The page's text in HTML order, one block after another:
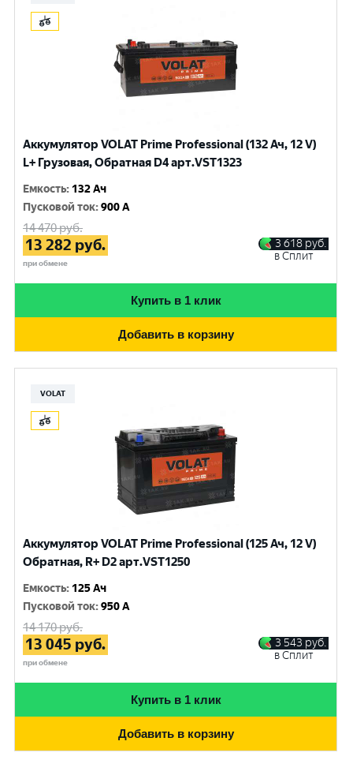
Аккумулятор VOLAT Prime Professional (132 Ач, 12 V)
L+ Грузовая, Обратная D4 арт.VST1323
Емкость: 132 Ач
Пусковой ток:900 A
14 470руб.
13 282 руб.
при обмене
3 618 руб.
в Сплит
Купить в 1 клик
Добавить в корзину
VOLAT
Аккумулятор VOLAT Prime Professional (125 Ач, 12 V)
Обратная, R+ D2 арт.VST1250
Емкость: 125 Ач
Пусковой ток:950 A
14 170руб.
13 045 руб.
при обмене
3 543 руб.
в Сплит
Купить в 1 клик
Добавить в корзину